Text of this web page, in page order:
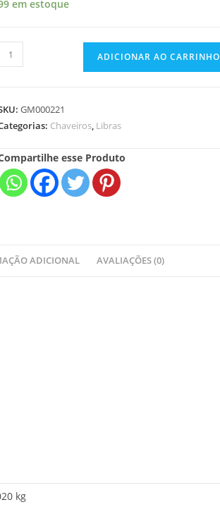
em estoque
ADICIONAR AO CARRINHO
GM000221
Chaveiros, Libras
esse Produto
ADICIONAL AVALIAÇÕES (0)
kg